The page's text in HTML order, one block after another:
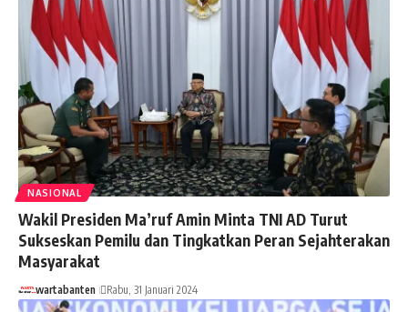
NASIONAL
Wakil Presiden Ma’ruf Amin Minta TNI AD Turut
Sukseskan Pemilu dan Tingkatkan Peran Sejahterakan
Masyarakat
wartabanten Rabu, 31 Januari 2024